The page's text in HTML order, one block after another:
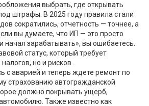
выбрать, где открывать
штрафы. В 2025 году правила стали
сократились, отчетность — точнее, а
вы думаете, что ИП — это просто
начал зарабатывать», вы ошибаетесь.
статус, который требует
но и рисков.
с аварией и теперь ждете ремонт по
страхованию автогражданской
должно покрывать ущерб,
. Также известно как